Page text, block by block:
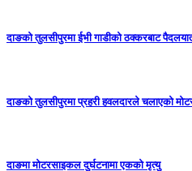
दाङको तुलसीपुरमा ईभी गाडीको ठक्करबाट
दाङको तुलसीपुरमा प्रहरी हवलदारले चलाएको
दाङमा मोटरसाइकल दुर्घटनामा एकको मृत्यु